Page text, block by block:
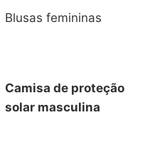
Blusas femininas
Camisa de proteção
solar masculina